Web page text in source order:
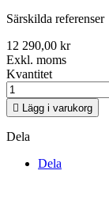
Särskilda referenser
12 290,00 kr
Exkl. moms
Kvantitet
 Lägg i varukorg
Dela
Dela